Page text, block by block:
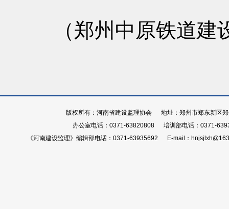
（郑州中原铁道
版权所有：河南省建设监理协会 地址：郑州市郑东新区
办公室电话：0371-63820808 培训部电话：0371-
《河南建设监理》编辑部电话：0371-63935692 E-mail：